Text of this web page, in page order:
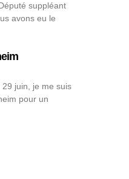
suppléant
avons eu le
juin, je me suis
pour un